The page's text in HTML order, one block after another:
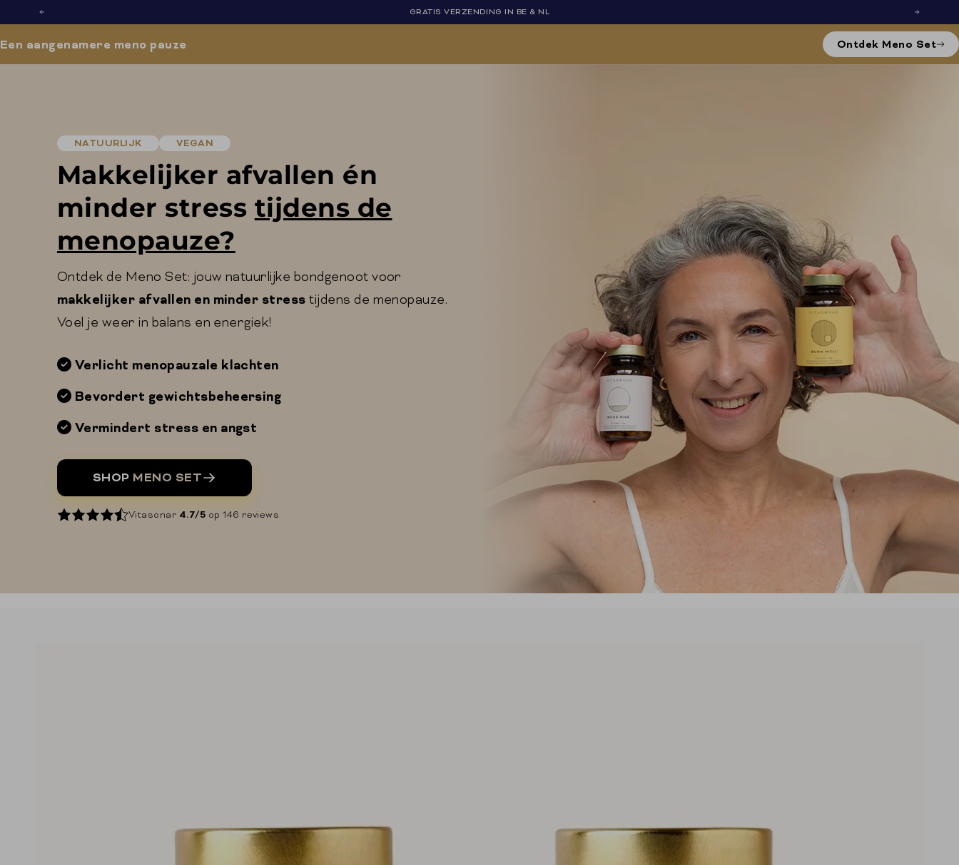
to
GRATIS VERZENDING IN BE & NL
Een aangenamere meno pauze Ontdek Meno Set
NATUURLIJK VEGAN
Makkelijker afvallen én
minder stress tijdens de
menopauze?
Ontdek de Meno Set: jouw natuurlijke bondgenoot voor
makkelijker afvallen en minder stress tijdens de menopauze.
Voel je weer in balans en energiek!
Verlicht menopauzale klachten
Bevordert gewichtsbeheersing
Vermindert stress en angst
SHOP MENO SET
Vitasonar 4.7/5 op 146 reviews